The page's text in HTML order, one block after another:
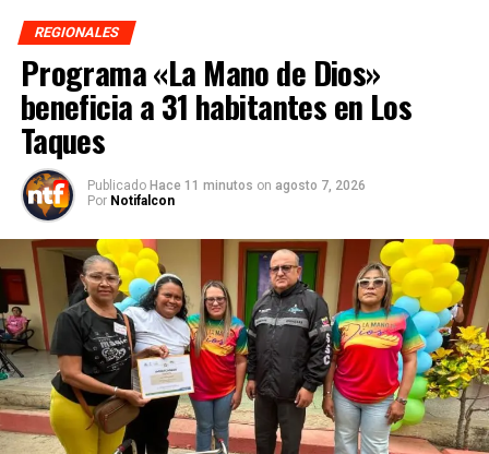
REGIONALES
Programa «La Mano de Dios»
beneficia a 31 habitantes en Los
Taques
Publicado Hace 11 minutos on agosto 7, 2026
Por Notifalcon